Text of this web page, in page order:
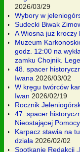
2026/03/29
Wybory w
Sudecki Biwak
A Wiosna już kroczy
Muzeum
godz. 12:00 na
zamku Chojnik.
48. spacer
Iwana 2026/03/02
W kręgu twórców
Iwan 2026/02/19
Rocznik
47. spacer
Nieostającej Pomocy
Karpacz stawia na
działa 2026/02/02
Spotkanie Redakcji